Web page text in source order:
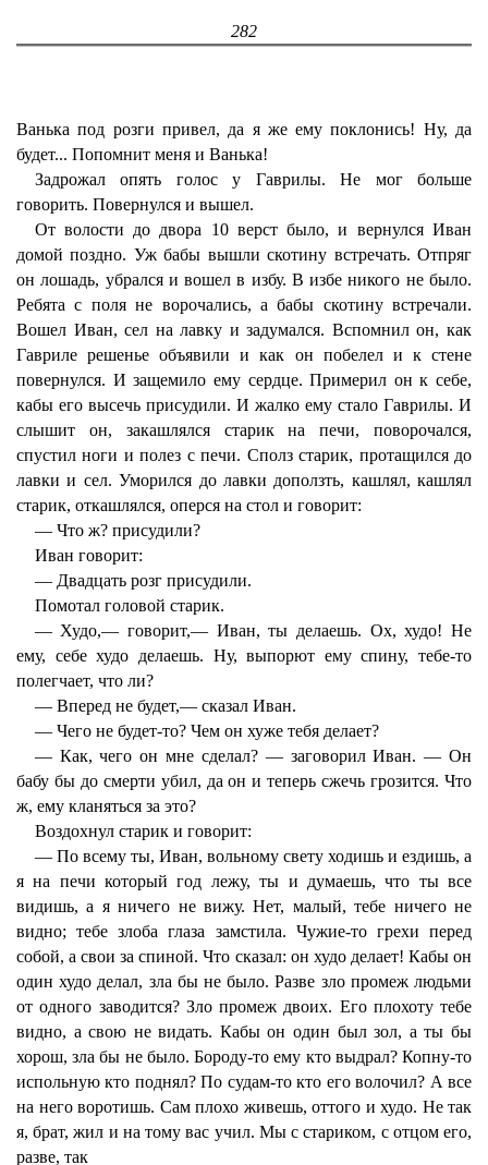
282
Ванька под розги привел, да я же ему поклонись! Ну, да
будет... Попомнит меня и Ванька!
Задрожал опять голос у Гаврилы. Не мог больше
говорить. Повернулся и вышел.
От волости до двора 10 верст было, и вернулся Иван
домой поздно. Уж бабы вышли скотину встречать. Отпряг
он лошадь, убрался и вошел в избу. В избе никого не было.
Ребята с поля не ворочались, а бабы скотину встречали.
Вошел Иван, сел на лавку и задумался. Вспомнил он, как
Гавриле решенье объявили и как он побелел и к стене
повернулся. И защемило ему сердце. Примерил он к себе,
кабы его высечь присудили. И жалко ему стало Гаврилы. И
слышит он, закашлялся старик на печи, поворочался,
спустил ноги и полез с печи. Сполз старик, протащился до
лавки и сел. Уморился до лавки доползть, кашлял, кашлял
старик, откашлялся, оперся на стол и говорит:
— Что ж? присудили?
Иван говорит:
— Двадцать розг присудили.
Помотал головой старик.
— Худо,— говорит,— Иван, ты делаешь. Ох, худо! Не
ему, себе худо делаешь. Ну, выпорют ему спину, тебе-то
полегчает, что ли?
— Вперед не будет,— сказал Иван.
— Чего не будет-то? Чем он хуже тебя делает?
— Как, чего он мне сделал? — заговорил Иван. — Он
бабу бы до смерти убил, да он и теперь сжечь грозится. Что
ж, ему кланяться за это?
Воздохнул старик и говорит:
— По всему ты, Иван, вольному свету ходишь и ездишь, а
я на печи который год лежу, ты и думаешь, что ты все
видишь, а я ничего не вижу. Нет, малый, тебе ничего не
видно; тебе злоба глаза замстила. Чужие-то грехи перед
собой, а свои за спиной. Что сказал: он худо делает! Кабы он
один худо делал, зла бы не было. Разве зло промеж людьми
от одного заводится? Зло промеж двоих. Его плохоту тебе
видно, а свою не видать. Кабы он один был зол, а ты бы
хорош, зла бы не было. Бороду-то ему кто выдрал? Копну-то
испольную кто поднял? По судам-то кто его волочил? А все
на него воротишь. Сам плохо живешь, оттого и худо. Не так
я, брат, жил и на тому вас учил. Мы с стариком, с отцом его,
разве, так